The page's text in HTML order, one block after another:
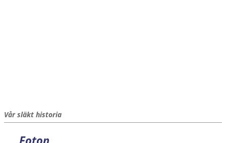
Vår släkt historia
Foton